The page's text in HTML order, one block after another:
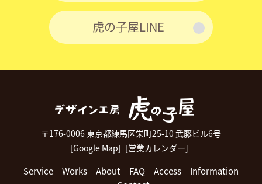
虎の子屋LINE
〒176-0006 東京都練馬区栄町25-10 武藤ビル6号
[Google Map] [営業カレンダー]
Service Works About FAQ Access
Information